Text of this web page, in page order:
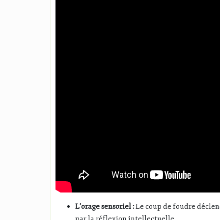
L’orage sensoriel :Le coup de foudre